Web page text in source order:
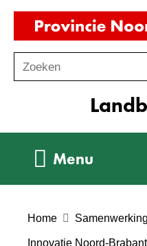
o
Zoeken
Menu
Home
Innovatie Noord-Brabant